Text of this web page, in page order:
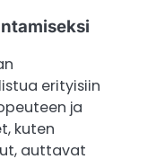
erityisiin
ja
kuten
auttavat